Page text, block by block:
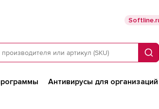
Антивирусы для организаций